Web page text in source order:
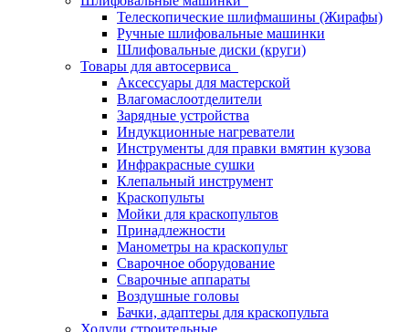
Телескопические шлифмашины (Жирафы)
Ручные шлифовальные машинки
Шлифовальные диски (круги)
Товары для автосервиса
Аксессуары для мастерской
Влагомаслоотделители
Зарядные устройства
Индукционные нагреватели
Инструменты для правки вмятин кузова
Инфракрасные сушки
Клепальный инструмент
Краскопульты
Мойки для краскопультов
Принадлежности
Манометры на краскопульт
Сварочное оборудование
Сварочные аппараты
Воздушные головы
Бачки, адаптеры для краскопульта
Ходули строительные